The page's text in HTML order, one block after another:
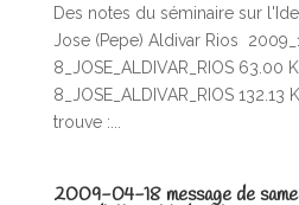
Des notes du séminaire sur
Jose (Pepe) Aldivar Rios
8_JOSE_ALDIVAR_RIOS 63.00
8_JOSE_ALDIVAR_RIOS
trouve :...
2009-04-18 message de